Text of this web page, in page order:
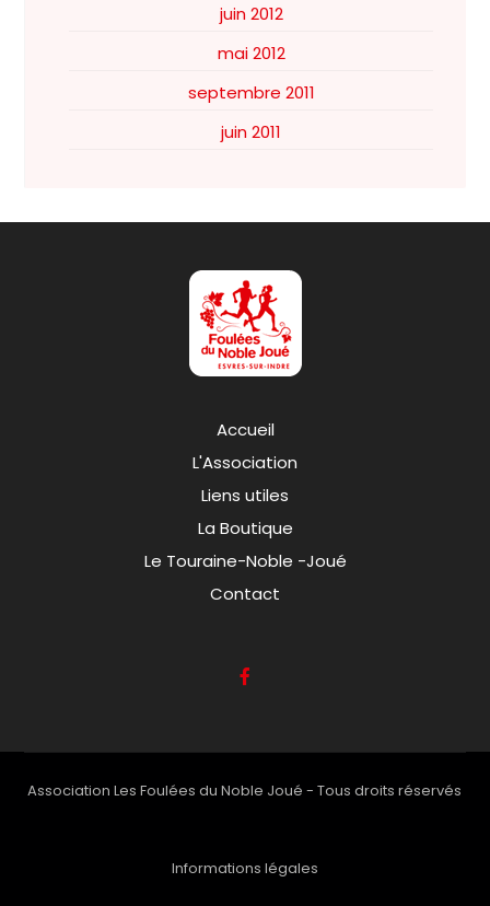
juin 2012
mai 2012
septembre 2011
juin 2011
Accueil
L'Association
Liens utiles
La Boutique
Le Touraine-Noble -Joué
Contact
Association Les Foulées du Noble Joué - Tous droits réservés
Informations légales